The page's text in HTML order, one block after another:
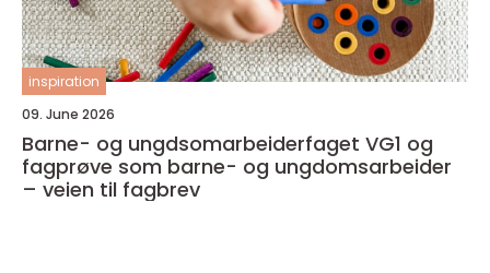
inspiration
09. June 2026
Barne- og ungdsomarbeiderfaget VG1 og
fagprøve som barne- og ungdomsarbeider
– veien til fagbrev